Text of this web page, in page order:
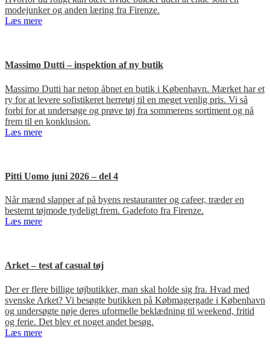
modejunker og anden læring fra Firenze.
Læs mere
Massimo Dutti – inspektion af ny butik
Massimo Dutti har netop åbnet en butik i København. Mærket har et
ry for at levere sofistikeret herretøj til en meget venlig pris. Vi så
forbi for at undersøge og prøve tøj fra sommerens sortiment og nå
frem til en konklusion.
Læs mere
Pitti Uomo juni 2026 – del 4
Når mænd slapper af på byens restauranter og cafeer, træder en
bestemt tøjmode tydeligt frem. Gadefoto fra Firenze.
Læs mere
Arket – test af casual tøj
Der er flere billige tøjbutikker, man skal holde sig fra. Hvad med
svenske Arket? Vi besøgte butikken på Købmagergade i København
og undersøgte nøje deres uformelle beklædning til weekend, fritid
og ferie. Det blev et noget andet besøg.
Læs mere